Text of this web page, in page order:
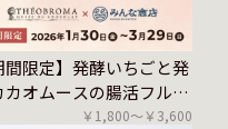
間限定】発酵いちごと発
カオムースの腸活フルー
￥1,800〜￥3,600